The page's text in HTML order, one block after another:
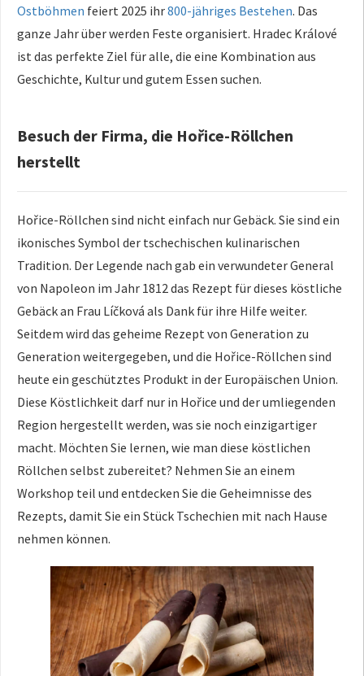
Ostböhmen feiert 2025 ihr800-jähriges Bestehen. Das
ganze Jahr über werden Feste organisiert. Hradec Králové
ist das perfekte Ziel für alle, die eine Kombination aus
Geschichte, Kultur und gutem Essen suchen.
Besuch der Firma, die Hořice-Röllchen
herstellt
Hořice-Röllchen sind nicht einfach nur Gebäck. Sie sind ein
ikonisches Symbol der tschechischen kulinarischen
Tradition. Der Legende nach gab ein verwundeter General
von Napoleon im Jahr 1812 das Rezept für dieses köstliche
Gebäck an Frau Líčková als Dank für ihre Hilfe weiter.
Seitdem wird das geheime Rezept von Generation zu
Generation weitergegeben, und die Hořice-Röllchen sind
heute ein geschütztes Produkt in der Europäischen Union.
Diese Köstlichkeit darf nur in Hořice und der umliegenden
Region hergestellt werden, was sie noch einzigartiger
macht. Möchten Sie lernen, wie man diese köstlichen
Röllchen selbst zubereitet? Nehmen Sie an einem
Workshop teil und entdecken Sie die Geheimnisse des
Rezepts, damit Sie ein Stück Tschechien mit nach Hause
nehmen können.